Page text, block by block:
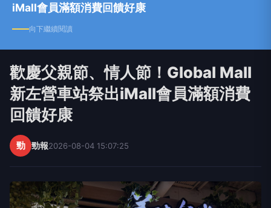
iMall會員滿額消費回饋好康
向下繼續閱讀
歡慶父親節、情人節！Global Mall
新左營車站祭出iMall會員滿額消費
回饋好康
勁 勁報2026-08-04 15:07:25